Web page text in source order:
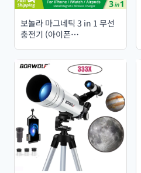
보놀라 마그네틱 3 in 1 무선
충전기 (아이폰
치/에어팟 프로 호환) 30W 무
선 충전 스테이션